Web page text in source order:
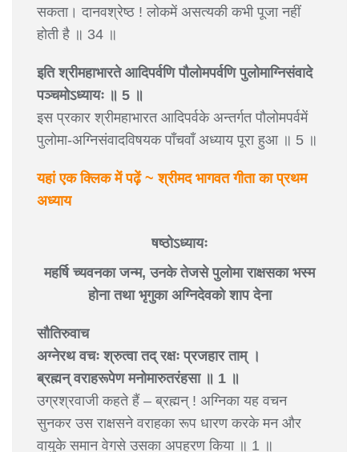
सकता। दानवश्रेष्ठ ! लोकमें असत्यकी कभी पूजा नहीं
होती है ॥ 34 ॥
इति श्रीमहाभारते आदिपर्वणि पौलोमपर्वणि पुलोमाग्निसंवादे
पञ्चमोऽध्यायः ॥ 5 ॥
इस प्रकार श्रीमहाभारत आदिपर्वके अन्तर्गत पौलोमपर्वमें
पुलोमा-अग्निसंवादविषयक पाँचवाँ अध्याय पूरा हुआ ॥ 5 ॥
यहां एक क्लिक में पढ़ें ~ श्रीमद भागवत गीता का प्रथम
अध्याय
षष्ठोऽध्यायः
महर्षि च्यवनका जन्म, उनके तेजसे पुलोमा राक्षसका भस्म
होना तथा भृगुका अग्निदेवको शाप देना
सौतिरुवाच
अग्नेरथ वचः श्रुत्वा तद् रक्षः प्रजहार ताम् ।
ब्रह्मन् वराहरूपेण मनोमारुतरंहसा ॥ 1 ॥
उग्रश्रवाजी कहते हैं – ब्रह्मन् ! अग्निका यह वचन
सुनकर उस राक्षसने वराहका रूप धारण करके मन और
वायुके समान वेगसे उसका अपहरण किया ॥ 1 ॥